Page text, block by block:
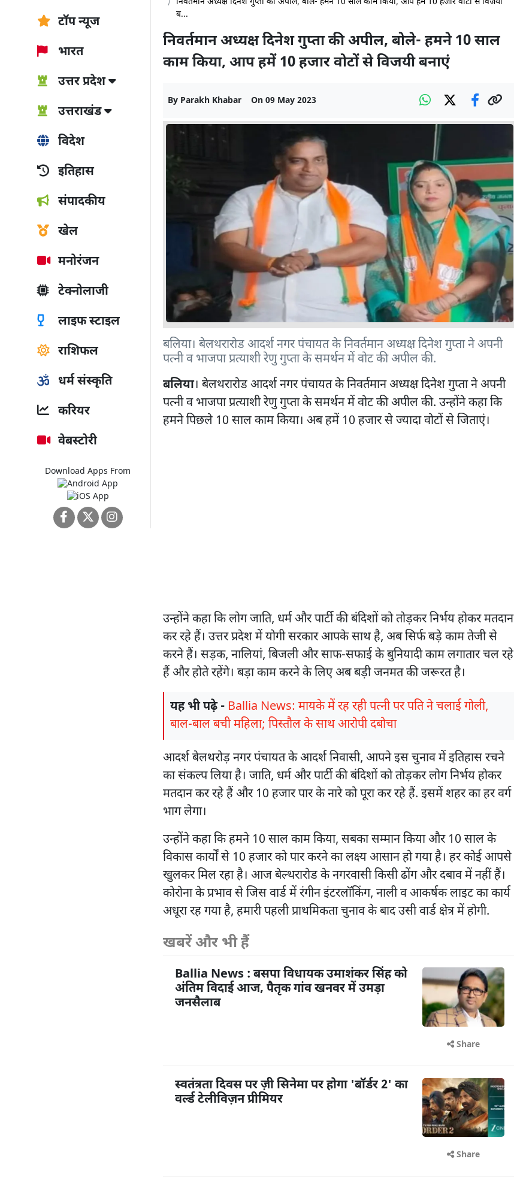
टॉप न्यूज
भारत
उत्तर प्रदेश
उत्तराखंड
विदेश
इतिहास
संपादकीय
खेल
मनोरंजन
टेक्नोलाजी
लाइफ स्टाइल
राशिफल
धर्म संस्कृति
करियर
वेबस्टोरी
Download Apps From
ब...
निवर्तमान अध्यक्ष दिनेश गुप्ता की अपील, बोले- हमने 10 साल
काम किया, आप हमें 10 हजार वोटों से विजयी बनाएं
By Parakh Khabar On 09 May 2023
बलिया। बेलथरारोड आदर्श नगर पंचायत के निवर्तमान अध्यक्ष दिनेश गुप्ता ने अपनी
पत्नी व भाजपा प्रत्याशी रेणु गुप्ता के समर्थन में वोट की अपील की.
बलिया। बेलथरारोड आदर्श नगर पंचायत के निवर्तमान अध्यक्ष दिनेश गुप्ता ने अपनी
पत्नी व भाजपा प्रत्याशी रेणु गुप्ता के समर्थन में वोट की अपील की. उन्होंने कहा कि
हमने पिछले 10 साल काम किया। अब हमें 10 हजार से ज्यादा वोटों से जिताएं।
उन्होंने कहा कि लोग जाति, धर्म और पार्टी की बंदिशों को तोड़कर निर्भय होकर मतदान
कर रहे हैं। उत्तर प्रदेश में योगी सरकार आपके साथ है, अब सिर्फ बड़े काम तेजी से
करने हैं। सड़क, नालियां, बिजली और साफ-सफाई के बुनियादी काम लगातार चल रहे
हैं और होते रहेंगे। बड़ा काम करने के लिए अब बड़ी जनमत की जरूरत है।
यह भी पढ़े - Ballia News: मायके में रह रही पत्नी पर पति ने चलाई गोली,
बाल-बाल बची महिला; पिस्तौल के साथ आरोपी दबोचा
आदर्श बेलथरोड़ नगर पंचायत के आदर्श निवासी, आपने इस चुनाव में इतिहास रचने
का संकल्प लिया है। जाति, धर्म और पार्टी की बंदिशों को तोड़कर लोग निर्भय होकर
मतदान कर रहे हैं और 10 हजार पार के नारे को पूरा कर रहे हैं. इसमें शहर का हर वर्ग
भाग लेगा।
उन्होंने कहा कि हमने 10 साल काम किया, सबका सम्मान किया और 10 साल के
विकास कार्यों से 10 हजार को पार करने का लक्ष्य आसान हो गया है। हर कोई आपसे
खुलकर मिल रहा है। आज बेल्थरारोड के नगरवासी किसी ढोंग और दबाव में नहीं हैं।
कोरोना के प्रभाव से जिस वार्ड में रंगीन इंटरलॉकिंग, नाली व आकर्षक लाइट का कार्य
अधूरा रह गया है, हमारी पहली प्राथमिकता चुनाव के बाद उसी वार्ड क्षेत्र में होगी.
खबरें और भी हैं
Ballia News : बसपा विधायक उमाशंकर सिंह को
अंतिम विदाई आज, पैतृक गांव खनवर में उमड़ा
जनसैलाब
Share
स्वतंत्रता दिवस पर ज़ी सिनेमा पर होगा 'बॉर्डर 2' का
वर्ल्ड टेलीविज़न प्रीमियर
Share